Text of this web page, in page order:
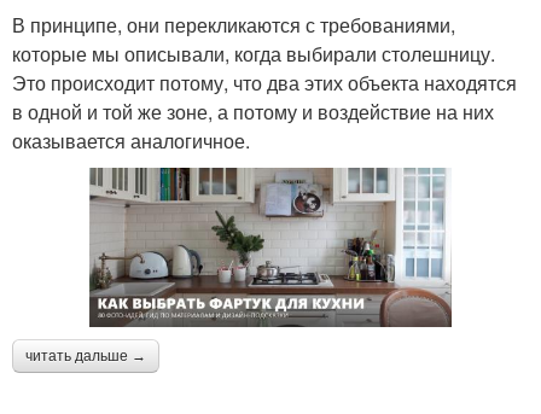
В принципе, они перекликаются с требованиями,
которые мы описывали, когда выбирали столешницу.
Это происходит потому, что два этих объекта находятся
в одной и той же зоне, а потому и воздействие на них
оказывается аналогичное.
читать дальше →